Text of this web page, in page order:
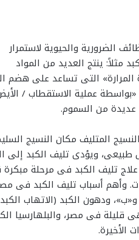
الضرورية والحيوية لاستمرار
مثلاً: ينتج العديد من المواد
التى تساعد على هضم
عملية الاستقطاب /
المتليف مكان النسيج
ويؤدى تليف الكبد إلى
تليف الكبد فى مرحلة
وأهم أسباب تليف الكبد فى
ودهون الكبد (الاتهاب
قليلة فى مصر، والبلهارسيا
الأخيرة.